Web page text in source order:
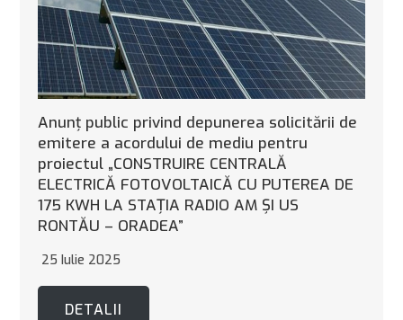
Anunț public privind depunerea solicitării de
emitere a acordului de mediu pentru
proiectul „CONSTRUIRE CENTRALĂ
ELECTRICĂ FOTOVOLTAICĂ CU PUTEREA DE
175 KWH LA STAȚIA RADIO AM ȘI US
RONTĂU – ORADEA”
25 Iulie 2025
DETALII